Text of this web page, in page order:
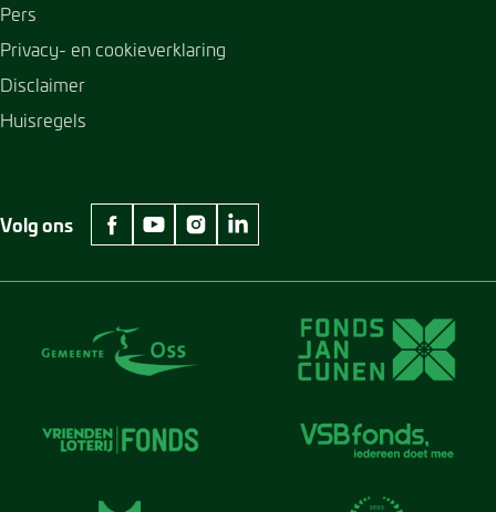
Pers
Privacy- en cookieverklaring
Disclaimer
Huisregels
Volg ons
facebook Museum Jan Cunen
youtube Museum Jan Cunen
instagram Museum Jan Cunen
linkedin Museum Jan Cunen